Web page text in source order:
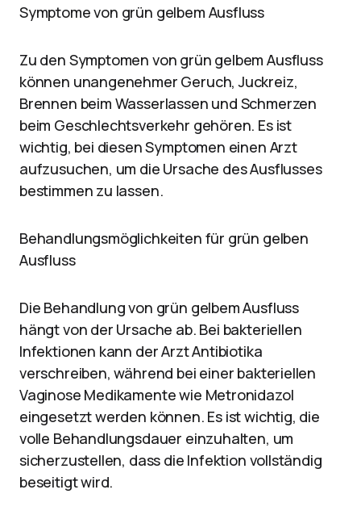
Symptome von grün gelbem Ausfluss
Zu den Symptomen von grün gelbem Ausfluss
können unangenehmer Geruch, Juckreiz,
Brennen beim Wasserlassen und Schmerzen
beim Geschlechtsverkehr gehören. Es ist
wichtig, bei diesen Symptomen einen Arzt
aufzusuchen, um die Ursache des Ausflusses
bestimmen zu lassen.
Behandlungsmöglichkeiten für grün gelben
Ausfluss
Die Behandlung von grün gelbem Ausfluss
hängt von der Ursache ab. Bei bakteriellen
Infektionen kann der Arzt Antibiotika
verschreiben, während bei einer bakteriellen
Vaginose Medikamente wie Metronidazol
eingesetzt werden können. Es ist wichtig, die
volle Behandlungsdauer einzuhalten, um
sicherzustellen, dass die Infektion vollständig
beseitigt wird.